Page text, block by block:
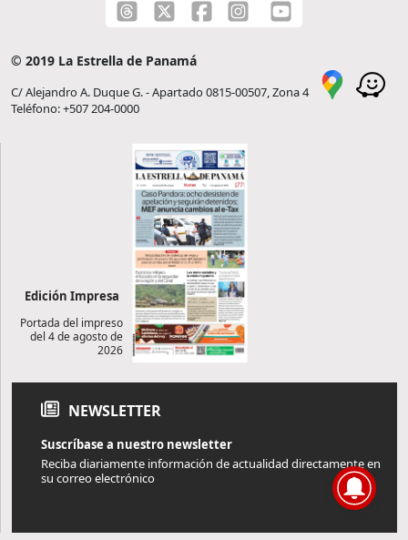
© 2019 La Estrella de Panamá
C/ Alejandro A. Duque G. - Apartado 0815-00507, Zona 4
Teléfono: +507 204-0000
Edición Impresa
Portada del impreso
del 4 de agosto de
2026
NEWSLETTER
Suscríbase a nuestro newsletter
Reciba diariamente información de actualidad directamente en
su correo electrónico